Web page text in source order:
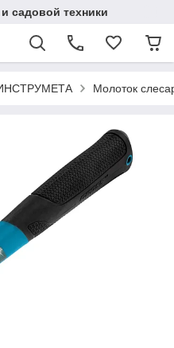
садовой техники
Молоток